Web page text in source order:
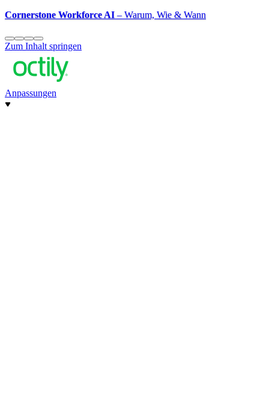
Cornerstone Workforce AI– Warum, Wie & Wann
Zum Inhalt springen
Anpassungen